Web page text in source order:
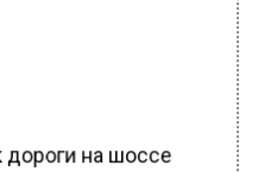
дороги на шоссе